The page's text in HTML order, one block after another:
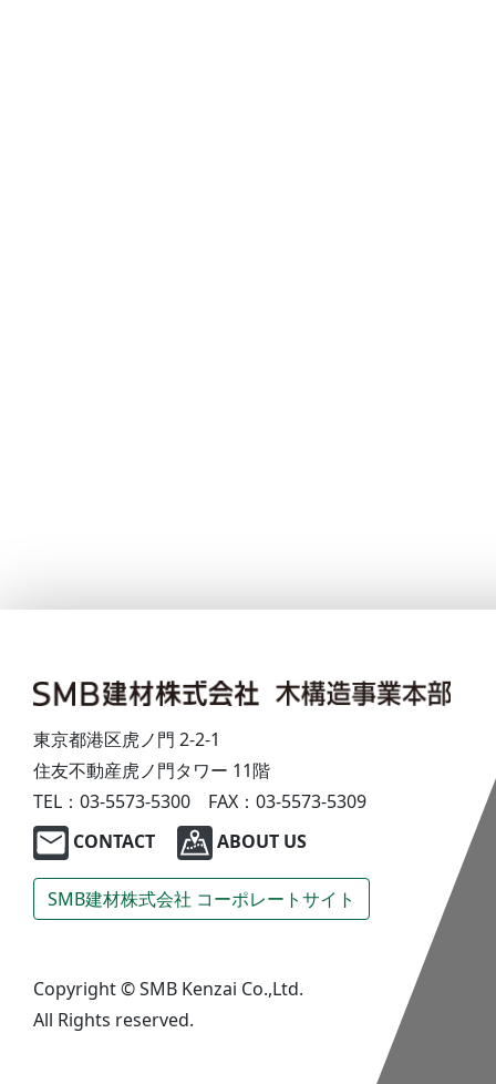
東京都港区虎ノ門 2-2-1
住友不動産虎ノ門タワー 11階
TEL：03-5573-5300 FAX：03-5573-5309
CONTACT
ABOUT US
SMB建材株式会社 コーポレートサイト
Copyright © SMB Kenzai Co.,Ltd.
All Rights reserved.